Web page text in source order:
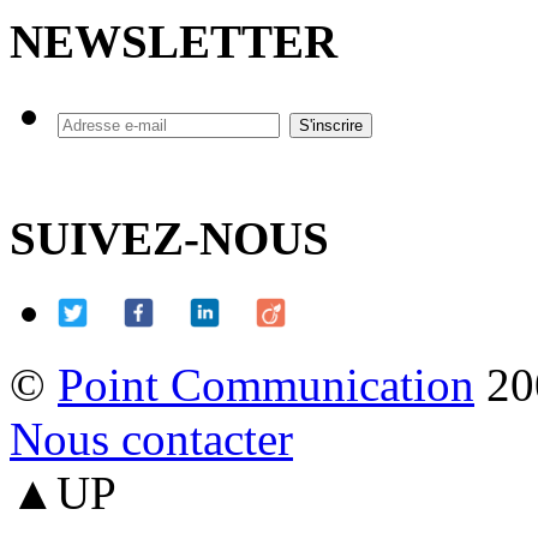
NEWSLETTER
SUIVEZ-NOUS
© Point Communication
Nous contacter
▲UP